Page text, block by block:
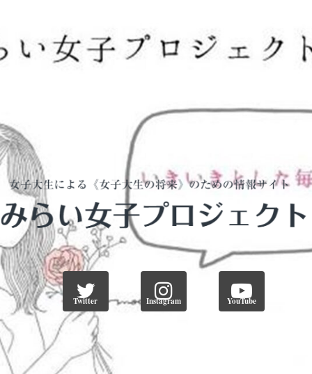
Twitter Instagram YouTube